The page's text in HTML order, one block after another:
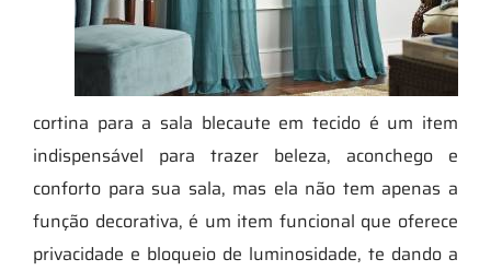
cortina para a sala blecaute em tecido é um item
indispensável para trazer beleza, aconchego e
conforto para sua sala, mas ela não tem apenas a
função decorativa, é um item funcional que oferece
privacidade e bloqueio de luminosidade, te dando a